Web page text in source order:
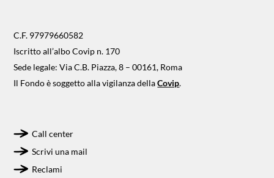
C.F. 97979660582
Iscritto all’albo Covip n. 170
Sede legale: Via C.B. Piazza, 8 – 00161, Roma
Il Fondo è soggetto alla vigilanza dellaCovip.
Call center
Scrivi una mail
Reclami